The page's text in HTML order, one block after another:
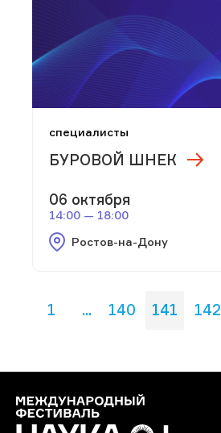
специалисты
БУРОВОЙ ШНЕК
06 октября
14:00 — 18:00
Ростов-на-Дону
1 ... 140 141 142